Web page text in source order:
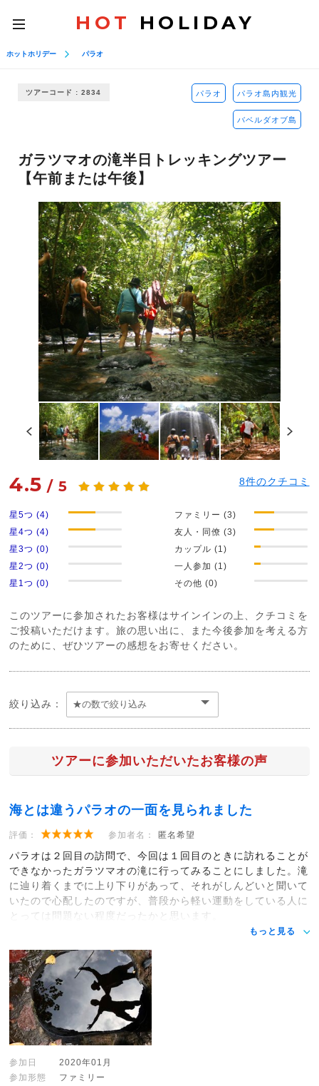
toggle
navigation
HOT HOLIDAY
ホットホリデー パラオ
ツアーコード : 2834 パラオ パラオ島内観光
バベルダオブ島
ガラツマオの滝半日トレッキングツアー
【午前または午後】
4.5 /5 8件のクチコミ
星5つ (4)
星4つ (4)
星3つ (0)
星2つ (0)
星1つ (0)
ファミリー (3)
友人・同僚 (3)
カップル (1)
一人参加 (1)
その他 (0)
このツアーに参加されたお客様はサインインの上、クチコミを
ご投稿いただけます。旅の思い出に、また今後参加を考える方
のために、ぜひツアーの感想をお寄せください。
絞り込み：
ツアーに参加いただいたお客様の声
海とは違うパラオの一面を見られました
評価： 参加者名： 匿名希望
パラオは２回目の訪問で、今回は１回目のときに訪れることが
できなかったガラツマオの滝に行ってみることにしました。滝
に辿り着くまでに上り下りがあって、それがしんどいと聞いて
いたので心配したのですが、普段から軽い運動をしている人に
とっては問題ない程度だったかと思います。
もっと見る
参加日
2020年01月
参加形態
ファミリー